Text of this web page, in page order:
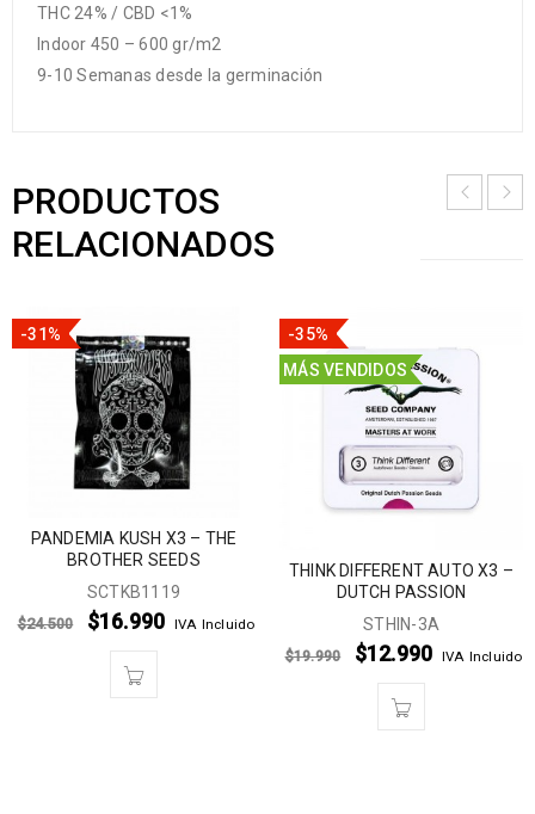
THC 24% / CBD <1%
Indoor 450 – 600 gr/m2
9-10 Semanas desde la germinación
PRODUCTOS
RELACIONADOS
-31%
PANDEMIA KUSH X3 – THE
BROTHER SEEDS
SCTKB1119
$24.500 $16.990 IVA Incluido
-35%
MÁS VENDIDOS
THINK DIFFERENT AUTO X3 –
DUTCH PASSION
STHIN-3A
$19.990 $12.990 IVA Incluido